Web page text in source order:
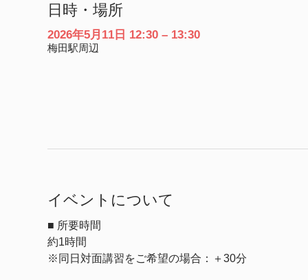
日時・場所
2026年5月11日 12:30 – 13:30
梅田駅周辺
イベントについて
■ 所要時間
約1時間
※同日対面講習をご希望の場合：＋30分